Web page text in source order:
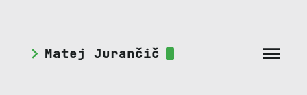
Matej Jurančič